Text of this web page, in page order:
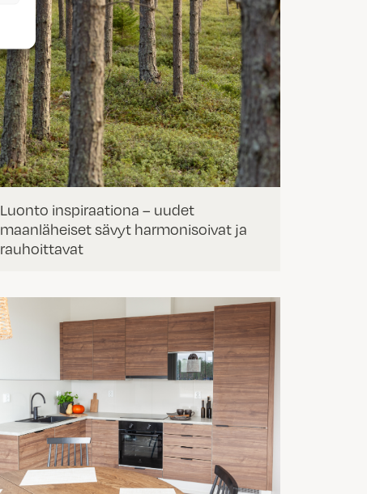
Luonto inspiraationa – uudet
maanläheiset sävyt harmonisoivat ja
rauhoittavat